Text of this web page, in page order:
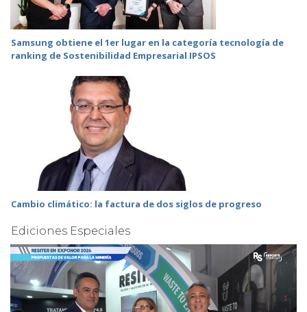
Samsung obtiene el 1er lugar en la categoría tecnología de
ranking de Sostenibilidad Empresarial IPSOS
Cambio climático: la factura de dos siglos de progreso
Ediciones Especiales